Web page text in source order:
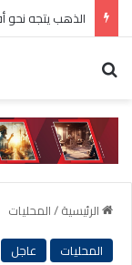
الذهب يتجه نحو
الرئيسية/المحليات
المحليات
عاجل